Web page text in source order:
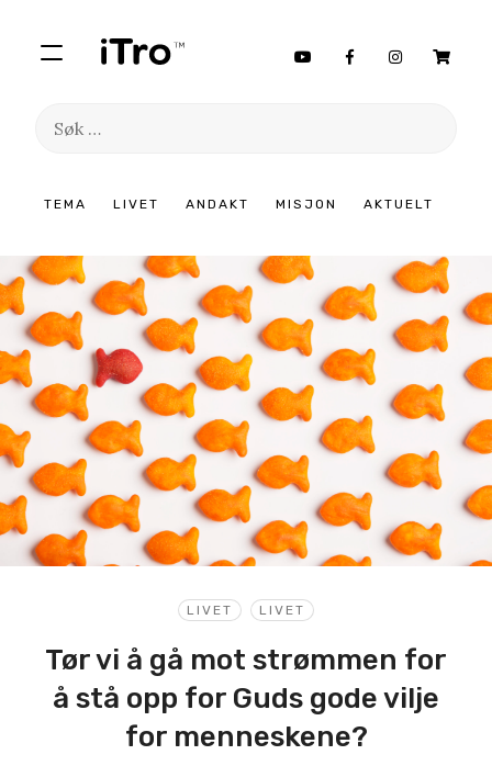
TEMA LIVET ANDAKT MISJON AKTUELT
Søk
innhold
LIVET LIVET
Tør vi å gå mot strømmen for
å stå opp for Guds gode vilje
for menneskene?